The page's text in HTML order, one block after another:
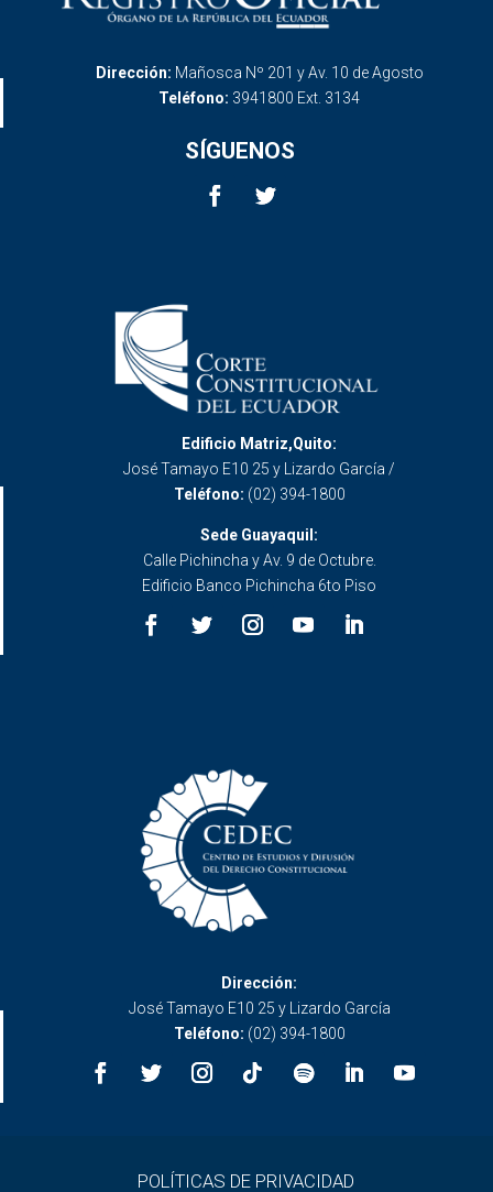
Dirección: Mañosca Nº 201 y Av. 10 de Agosto
Teléfono: 3941800 Ext. 3134
SÍGUENOS
Edificio Matriz,Quito:
José Tamayo E10 25 y Lizardo García /
Teléfono: (02) 394-1800
Sede Guayaquil:
Calle Pichincha y Av. 9 de Octubre.
Edificio Banco Pichincha 6to Piso
Dirección:
José Tamayo E10 25 y Lizardo García
Teléfono: (02) 394-1800
POLÍTICAS DE PRIVACIDAD